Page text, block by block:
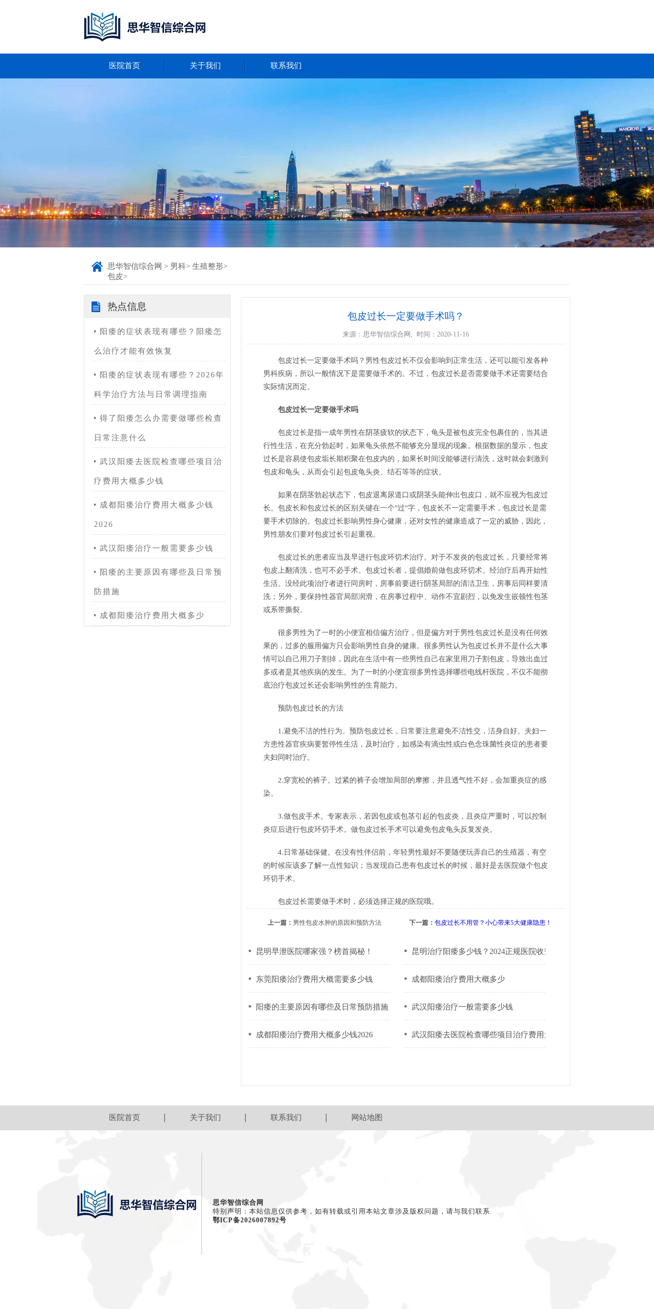
医院首页 关于我们 联系我们
思华智信综合网 > 男科> 生殖整形>
包皮>
热点信息
阳痿的症状表现有哪些？阳痿怎
么治疗才能有效恢复
阳痿的症状表现有哪些？2026年
科学治疗方法与日常调理指南
得了阳痿怎么办需要做哪些检查
日常注意什么
武汉阳痿去医院检查哪些项目治
疗费用大概多少钱
成都阳痿治疗费用大概多少钱
2026
武汉阳痿治疗一般需要多少钱
阳痿的主要原因有哪些及日常预
防措施
成都阳痿治疗费用大概多少
包皮过长一定要做手术吗？
来源： 思华智信综合网 ; 时间：2020-11-16
包皮过长一定要做手术吗？男性包皮过长不仅会影响到正常生活，还可以能引发各种
男科疾病，所以一般情况下是需要做手术的。不过，包皮过长是否需要做手术还需要结合
实际情况而定。
包皮过长一定要做手术吗
包皮过长是指一成年男性在阴茎疲软的状态下，龟头是被包皮完全包裹住的，当其进
行性生活，在充分勃起时，如果龟头依然不能够充分显现的现象。根据数据的显示，包皮
过长是容易使包皮垢长期积聚在包皮内的，如果长时间没能够进行清洗，这时就会刺激到
包皮和龟头，从而会引起包皮龟头炎、结石等等的症状。
如果在阴茎勃起状态下，包皮退离尿道口或阴茎头能伸出包皮口，就不应视为包皮过
长。包皮长和包皮过长的区别关键在一个"过"字，包皮长不一定需要手术，包皮过长是需
要手术切除的。包皮过长影响男性身心健康，还对女性的健康造成了一定的威胁，因此，
男性朋友们要对包皮过长引起重视。
包皮过长的患者应当及早进行包皮环切术治疗。对于不发炎的包皮过长，只要经常将
包皮上翻清洗，也可不必手术。包皮过长者，提倡婚前做包皮环切术。经治疗后再开始性
生活。没经此项治疗者进行同房时，房事前要进行阴茎局部的清洁卫生，房事后同样要清
洗；另外，要保持性器官局部润滑，在房事过程中、动作不宜剧烈，以免发生嵌顿性包茎
或系带撕裂。
很多男性为了一时的小便宜相信偏方治疗，但是偏方对于男性包皮过长是没有任何效
果的，过多的服用偏方只会影响男性自身的健康。很多男性认为包皮过长并不是什么大事
情可以自己用刀子割掉，因此在生活中有一些男性自己在家里用刀子割包皮，导致出血过
多或者是其他疾病的发生。为了一时的小便宜很多男性选择哪些电线杆医院，不仅不能彻
底治疗包皮过长还会影响男性的生育能力。
预防包皮过长的方法
1.避免不洁的性行为。预防包皮过长，日常要注意避免不洁性交，洁身自好。夫妇一
方患性器官疾病要暂停性生活，及时治疗，如感染有滴虫性或白色念珠菌性炎症的患者要
夫妇同时治疗。
2.穿宽松的裤子。过紧的裤子会增加局部的摩擦，并且透气性不好，会加重炎症的感
染。
3.做包皮手术。专家表示，若因包皮或包茎引起的包皮炎，且炎症严重时，可以控制
炎症后进行包皮环切手术。做包皮过长手术可以避免包皮龟头反复发炎。
4.日常基础保健。在没有性伴侣前，年轻男性最好不要随便玩弄自己的生殖器，有空
的时候应该多了解一点性知识；当发现自己患有包皮过长的时候，最好是去医院做个包皮
环切手术。
包皮过长需要做手术时，必须选择正规的医院哦。
上一篇： 男性包皮水肿的原因和预防方法 下一篇： 包皮过长不用管？小心带来5大健康隐患！
昆明早泄医院哪家强？榜首揭秘！ 昆明治疗阳痿多少钱？2024正规医院收费明细公开
东莞阳痿治疗费用大概需要多少钱 成都阳痿治疗费用大概多少
阳痿的主要原因有哪些及日常预防措施 武汉阳痿治疗一般需要多少钱
成都阳痿治疗费用大概多少钱2026 武汉阳痿去医院检查哪些项目治疗费用大概多少钱
医院首页 关于我们 联系我们 网站地图
思华智信综合网
特别声明：本站信息仅供参考，如有转载或引用本站文章涉及版权问题，请与我们联系
鄂ICP备2026007892号